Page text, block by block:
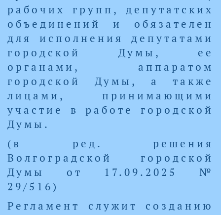
рабочих групп, депутатских
объединений и обязателен
для исполнения депутатами
городской Думы, ее
органами, аппаратом
городской Думы, а также
лицами, принимающими
участие в работе городской
Думы.
(в ред. решения
Волгоградской городской
Думы от 17.09.2025 №
29/516)
Регламент служит созданию